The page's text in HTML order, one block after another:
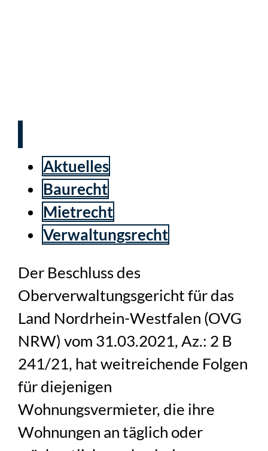
Aktuelles
Baurecht
Mietrecht
Verwaltungsrecht
Der Beschluss des
Oberverwaltungsgericht für das
Land Nordrhein-Westfalen (OVG
NRW) vom 31.03.2021, Az.: 2 B
241/21, hat weitreichende Folgen
für diejenigen
Wohnungsvermieter, die ihre
Wohnungen an täglich oder